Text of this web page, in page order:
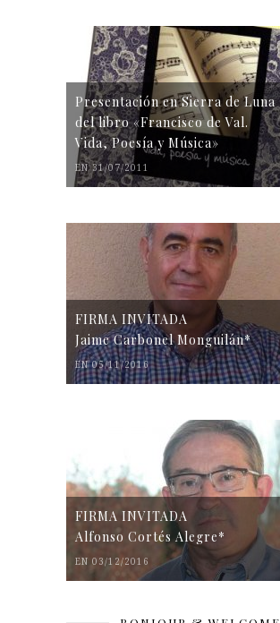
Presentación en Sierra de Luna
del libro «Francisco de Val.
Vida, Poesía y Música»
EN 31/07/2011
FIRMA INVITADA
Jaime Carbonel Monguilán*
EN 05/11/2016
FIRMA INVITADA
Alfonso Cortés Alegre*
EN 03/12/2016